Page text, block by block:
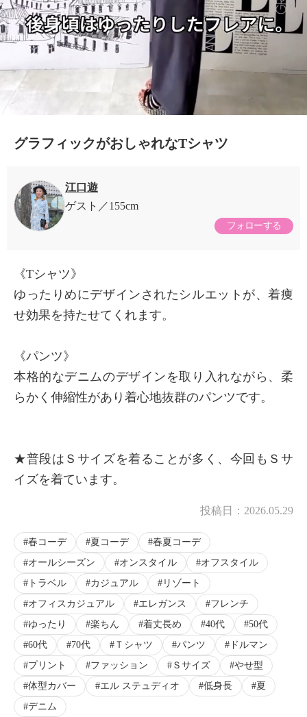
× 商品紹介
グラフィックがおしゃれなTシャツ
江口遊
ゲスト
155cm
フォローする
《Tシャツ》
ゆったりめにデザインされたシルエットが、着痩
せ効果を持たせてくれます。
《パンツ》
本格的なデニムのデザインを取り入れながら、柔
らかく伸縮性があり着心地抜群のパンツです。
★普段はＳサイズを着ることが多く、今回もＳサ
イズを着ています。
投稿日： 2026.05.29
春コーデ 夏コーデ
春夏コーデ
オールシーズン
オンスタイル
オフスタイル
トラベル
カジュアル
リゾート
オフィスカジュアル
エレガンス
フレンチ
ゆったり
楽ちん 着丈長め 40代
50代
60代
70代 Ｔシャツ パンツ
ドルマン
プリント
ファッション Ｓサイズ
やせ型
体型カバー
エル ステュディオ 低身長
夏
デニム